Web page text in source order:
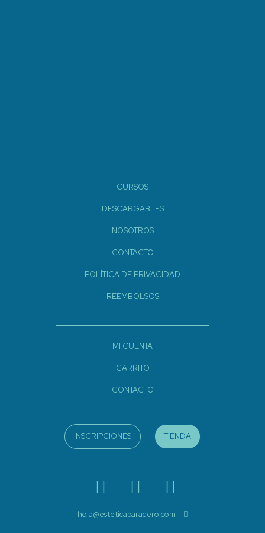
CURSOS
DESCARGABLES
NOSOTROS
CONTACTO
POLÍTICA DE PRIVACIDAD
REEMBOLSOS
MI CUENTA
CARRITO
CONTACTO
INSCRIPCIONES TIENDA
hola@esteticabaradero.com